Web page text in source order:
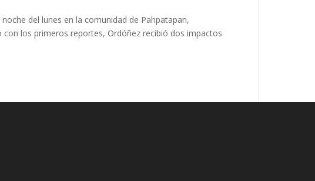
del lunes en la comunidad de Pahpatapan,
los primeros reportes, Ordóñez recibió dos impactos